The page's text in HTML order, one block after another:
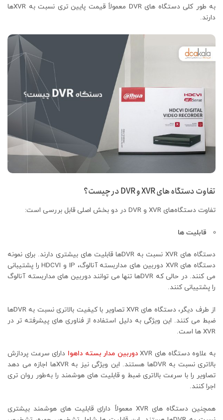
به طور کلی دستگاه‌ های DVR معمولاً قیمت پایین‌ تری نسبت به XVRها
دارند.
تفاوت دستگاه‌ های XVR و DVR در چیست؟
تفاوت دستگاه‌های XVR و DVR در دو بخش اصلی قابل بررسی است:
قابلیت‌ ها
دستگاه های XVR نسبت به DVRها قابلیت‌ های بیشتری دارند. برای نمونه
دستگاه های XVR دوربین‌ های مداربسته آنالوگ، IP و HDCVI را پشتیبانی
می کنند. در حالی که DVRها تنها می‌ توانند دوربین‌ های مداربسته آنالوگ
را پشتیبانی کنند.
از طرف دیگر، دستگاه های XVR تصاویر با کیفیت بالاتری نسبت به DVRها
ضبط می کنند. این ویژگی به دلیل استفاده از فناوری‌ های پیشرفته‌ تر در
XVR ها است.
به علاوه دستگاه های XVR دوربین مدار بسته داهوا دارای سرعت پردازش
بالاتری نسبت به DVRها هستند. این ویژگی نیز به XVRها اجازه می‌ دهد
تصاویر را با سرعت بالاتری ضبط و قابلیت‌ های هوشمند را به‌طور روان‌ تری
اجرا کنند.
همچنین دستگاه های XVR معمولاً دارای قابلیت‌ های هوشمند بیشتری